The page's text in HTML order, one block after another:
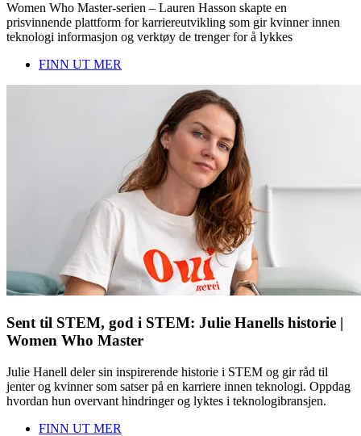
Women Who Master-serien – Lauren Hasson skapte en
prisvinnende plattform for karriereutvikling som gir kvinner innen
teknologi informasjon og verktøy de trenger for å lykkes
FINN UT MER
Sent til STEM, god i STEM: Julie Hanells historie |
Women Who Master
Julie Hanell deler sin inspirerende historie i STEM og gir råd til
jenter og kvinner som satser på en karriere innen teknologi. Oppdag
hvordan hun overvant hindringer og lyktes i teknologibransjen.
FINN UT MER